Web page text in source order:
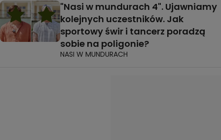
"Nasi w mundurach 4". Ujawniamy
kolejnych uczestników. Jak
sportowy świr i tancerz poradzą
sobie na poligonie?
NASI W MUNDURACH